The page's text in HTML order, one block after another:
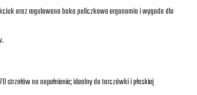
oraz regulowana baka policzkowa ergonomia i wygoda dla
strzałów na napełnienie; idealny do tarczówki i płaskiej